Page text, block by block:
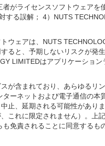
がライセンスソフトウェアを
する誤解； 4）NUTS
ウェアは、NUTS
ると、予期しないリスクが発
LIMITEDはアプリケーション
が含まれており、あらゆるリ
ーネットおよび電子通信の本
止、延期される可能性があり
これに限定されません）。上
免責されることに同意するも